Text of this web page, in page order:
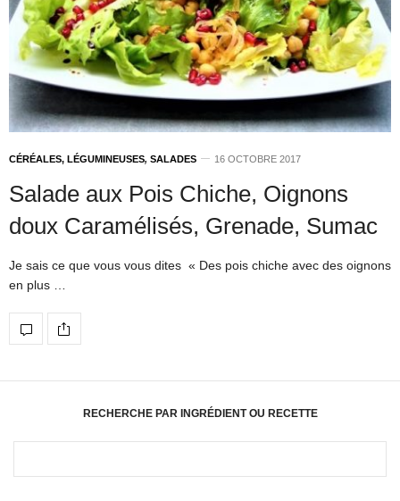
CÉRÉALES, LÉGUMINEUSES, SALADES 16 OCTOBRE 2017
Salade aux Pois Chiche, Oignons
doux Caramélisés, Grenade, Sumac
Je sais ce que vous vous dites « Des pois chiche avec des oignons
en plus …
RECHERCHE PAR INGRÉDIENT OU RECETTE